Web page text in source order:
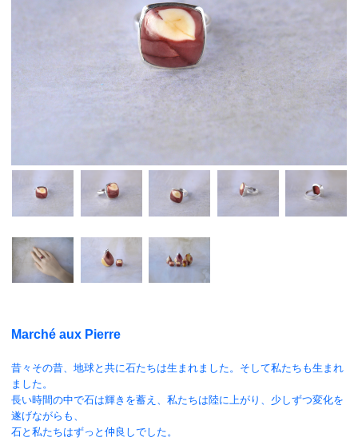
Marché aux Pierre
昔々その昔、地球と共に石たちは生まれました。そして私たちも生まれ
ました。
長い時間の中で石は輝きを蓄え、私たちは陸に上がり、少しずつ変化を
遂げながらも、
石と私たちはずっと仲良しでした。